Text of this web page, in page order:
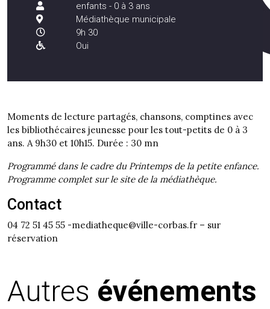
enfants - 0 à 3 ans
Médiathèque municipale
9h 30
Oui
Moments de lecture partagés, chansons, comptines avec
les bibliothécaires jeunesse pour les tout-petits de 0 à 3
ans. A 9h30 et 10h15. Durée : 30 mn
Programmé dans le cadre du Printemps de la petite enfance.
Programme complet sur le site de la médiathèque.
Contact
04 72 51 45 55 -mediatheque@ville-corbas.fr – sur
réservation
Autres événements